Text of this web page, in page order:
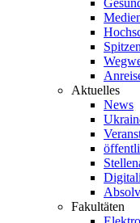
Aktuelles
News
Fakultäten